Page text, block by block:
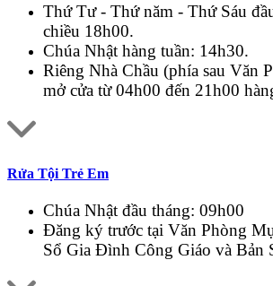
Thứ Tư - Thứ năm - Thứ Sáu
chiều 18h00.
Chúa Nhật hàng tuần: 14h30.
Riêng Nhà Chầu (phía sau Văn
mở cửa từ 04h00 đến 21h00
Rửa Tội Trẻ Em
Chúa Nhật đầu tháng: 09h00
Đăng ký trước tại Văn Phòng
Sổ Gia Đình Công Giáo và Bản